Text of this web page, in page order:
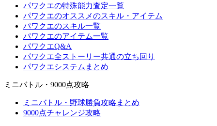
パワクエの特殊能力査定一覧
パワクエのオススメのスキル・アイテム
パワクエのスキル一覧
パワクエのアイテム一覧
パワクエQ&A
パワクエ全ストーリー共通の立ち回り
パワクエシステムまとめ
ミニバトル・9000点攻略
ミニバトル・野球勝負攻略まとめ
9000点チャレンジ攻略